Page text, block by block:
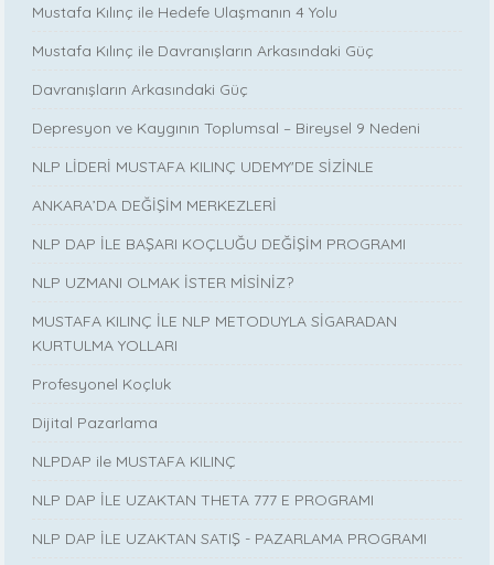
Mustafa Kılınç ile Hedefe Ulaşmanın 4 Yolu
Mustafa Kılınç ile Davranışların Arkasındaki Güç
Davranışların Arkasındaki Güç
Depresyon ve Kaygının Toplumsal – Bireysel 9 Nedeni
NLP LİDERİ MUSTAFA KILINÇ UDEMY'DE SİZİNLE
ANKARA’DA DEĞİŞİM MERKEZLERİ
NLP DAP İLE BAŞARI KOÇLUĞU DEĞİŞİM PROGRAMI
NLP UZMANI OLMAK İSTER MİSİNİZ?
MUSTAFA KILINÇ İLE NLP METODUYLA SİGARADAN
KURTULMA YOLLARI
Profesyonel Koçluk
Dijital Pazarlama
NLPDAP ile MUSTAFA KILINÇ
NLP DAP İLE UZAKTAN THETA 777 E PROGRAMI
NLP DAP İLE UZAKTAN SATIŞ - PAZARLAMA PROGRAMI